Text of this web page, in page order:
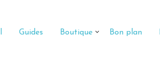
Guides Boutique Bon plan